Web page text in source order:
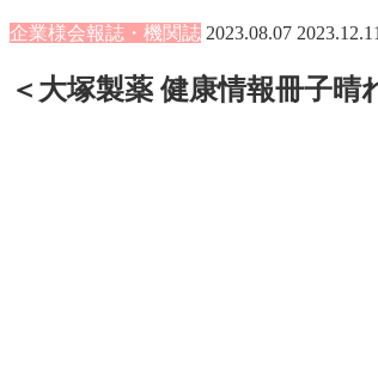
企業様会報誌・機関誌 2023.08.07 2023.12.11
＜大塚製薬 健康情報冊子